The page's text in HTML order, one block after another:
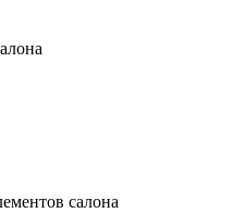
салона